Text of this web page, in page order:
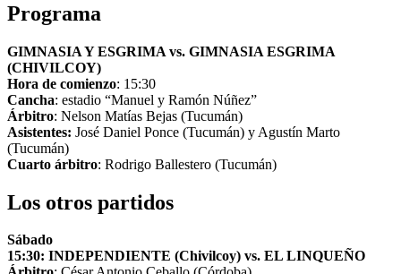
Programa
GIMNASIA Y ESGRIMA vs. GIMNASIA ESGRIMA
(CHIVILCOY)
Hora de comienzo: 15:30
Cancha: estadio “Manuel y Ramón Núñez”
Árbitro: Nelson Matías Bejas (Tucumán)
Asistentes: José Daniel Ponce (Tucumán) y Agustín Marto
(Tucumán)
Cuarto árbitro: Rodrigo Ballestero (Tucumán)
Los otros partidos
Sábado
15:30: INDEPENDIENTE (Chivilcoy) vs. EL LINQUEÑO